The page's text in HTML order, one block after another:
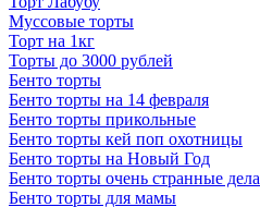
Муссовые торты
Торт на 1кг
Торты до 3000 рублей
Бенто торты
Бенто торты на 14 февраля
Бенто торты прикольные
Бенто торты кей поп охотницы
Бенто торты на Новый Год
Бенто торты очень странные дела
Бенто торты для мамы